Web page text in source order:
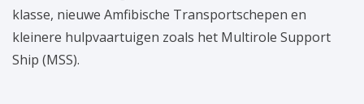
klasse, nieuwe Amfibische Transportschepen en
kleinere hulpvaartuigen zoals het Multirole Support
Ship (MSS).